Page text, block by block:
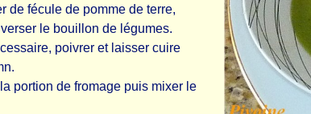
de fécule de pomme de terre,
le bouillon de légumes.
poivrer et laisser cuire
portion de fromage puis mixer le